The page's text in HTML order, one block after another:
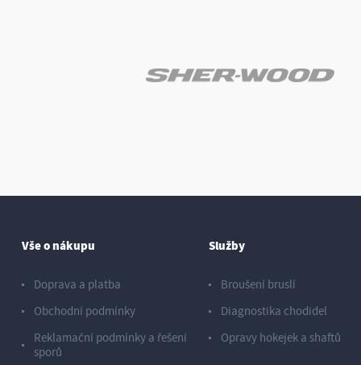
Vše o nákupu
Doprava a platba
Obchodní podmínky
Reklamační podmínky a řešení
sporů
Služby
Broušení bruslí
Diagnostika chodidel
Opravy hokejek a shaftů